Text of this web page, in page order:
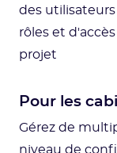
des
rôles et
projet
Pour les
Gérez de
niveau de